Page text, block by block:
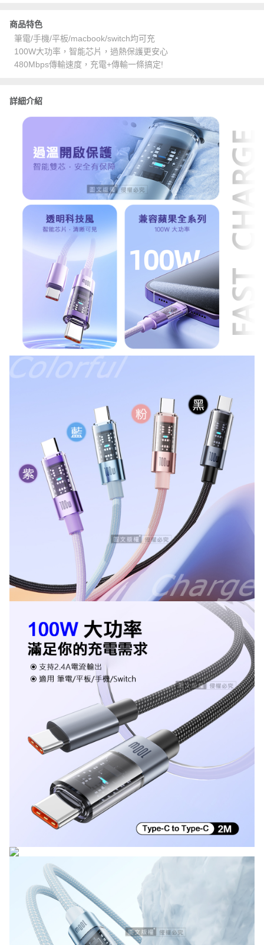
商品特色
筆電/手機/平板/macbook/switch均可充
100W大功率，智能芯片，過熱保護更安心
480Mbps傳輸速度，充電+傳輸一條搞定!
詳細介紹